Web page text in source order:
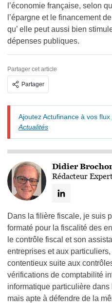
l’économie française, selon
l’épargne et le financement
qu’ elle peut aussi bien
dépenses publiques.
Partager cet article
Partager
Ajoutez Actufinance à vos flux
Actualités
Didier
Rédacteur
Dans la filière fiscale, je suis
formaté pour la fiscalité des
le contrôle fiscal et son
entreprises et aux
contentieux suite aux
vérifications de comptabilité
informatique particulière
mais apte à défendre de la